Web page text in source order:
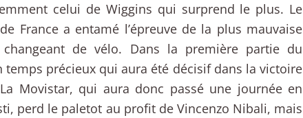
celui de Wiggins qui surprend le plus. Le
France a entamé l’épreuve de la plus mauvaise
de vélo. Dans la première partie du
précieux qui aura été décisif dans la victoire
Movistar, qui aura donc passé une journée en
perd le paletot au profit de Vincenzo Nibali, mais